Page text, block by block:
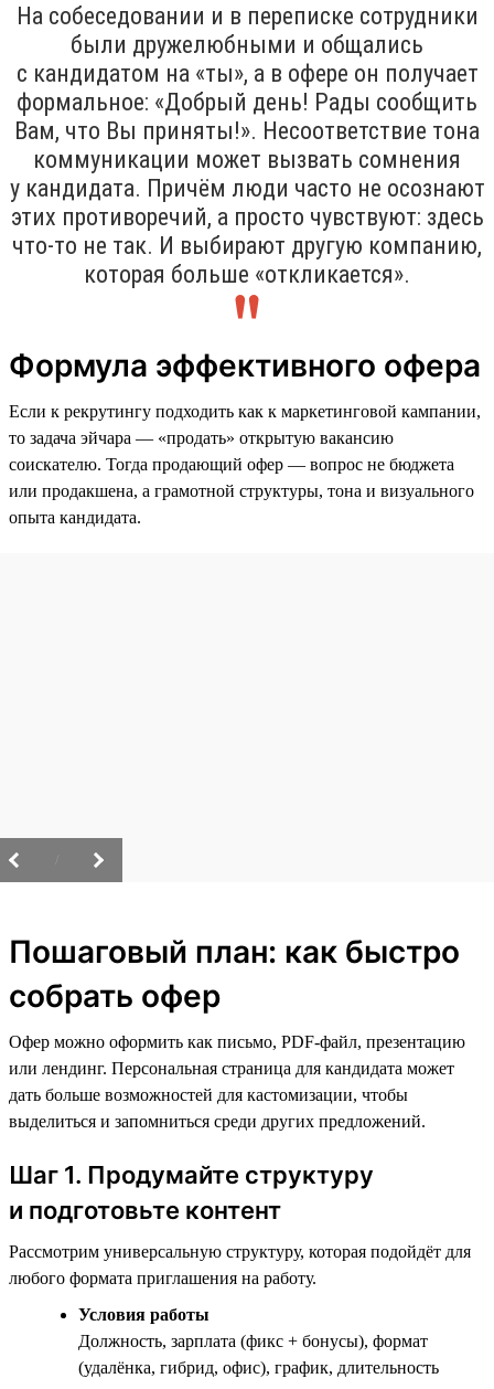
На собеседовании и в переписке сотрудники
были дружелюбными и общались
с кандидатом на «ты», а в офере он получает
формальное: «Добрый день! Рады сообщить
Вам, что Вы приняты!». Несоответствие тона
коммуникации может вызвать сомнения
у кандидата. Причём люди часто не осознают
этих противоречий, а просто чувствуют: здесь
что-то не так. И выбирают другую компанию,
которая больше «откликается».
Формула эффективного офера
Если к рекрутингу подходить как к маркетинговой кампании,
то задача эйчара — «продать» открытую вакансию
соискателю. Тогда продающий офер — вопрос не бюджета
или продакшена, а грамотной структуры, тона и визуального
опыта кандидата.
Пошаговый план: как быстро
собрать офер
Офер можно оформить как письмо, PDF-файл, презентацию
или лендинг. Персональная страница для кандидата может
дать больше возможностей для кастомизации, чтобы
выделиться и запомниться среди других предложений.
Шаг 1. Продумайте структуру
и подготовьте контент
Рассмотрим универсальную структуру, которая подойдёт для
любого формата приглашения на работу.
Условия работы
Должность, зарплата (фикс + бонусы), формат
(удалёнка, гибрид, офис), график, длительность